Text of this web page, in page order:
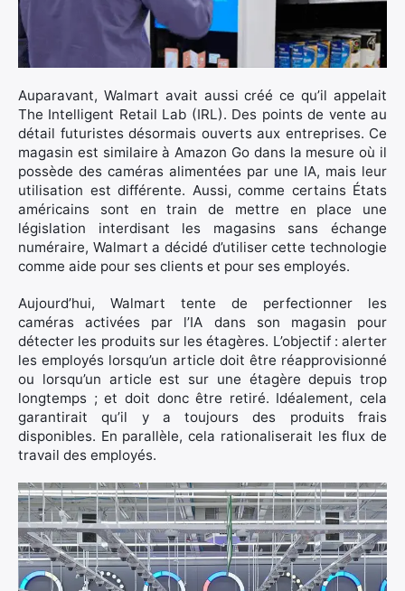
Auparavant, Walmart avait aussi créé ce qu’il appelait
The Intelligent Retail Lab (IRL). Des points de vente au
détail futuristes désormais ouverts aux entreprises. Ce
magasin est similaire à Amazon Go dans la mesure où il
possède des caméras alimentées par une IA, mais leur
utilisation est différente. Aussi, comme certains États
américains sont en train de mettre en place une
législation interdisant les magasins sans échange
numéraire, Walmart a décidé d’utiliser cette technologie
comme aide pour ses clients et pour ses employés.
Aujourd’hui, Walmart tente de perfectionner les
caméras activées par l’IA dans son magasin pour
détecter les produits sur les étagères. L’objectif : alerter
les employés lorsqu’un article doit être réapprovisionné
ou lorsqu’un article est sur une étagère depuis trop
longtemps ; et doit donc être retiré. Idéalement, cela
garantirait qu’il y a toujours des produits frais
disponibles. En parallèle, cela rationaliserait les flux de
travail des employés.
×
: